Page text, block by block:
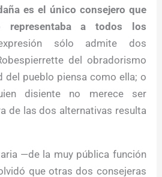
es el único consejero que
representaba a todos los
sólo admite dos
del obradorismo
del pueblo piensa como ella; o
disiente no merece ser
de las dos alternativas resulta
—de la muy pública función
que otras dos consejeras